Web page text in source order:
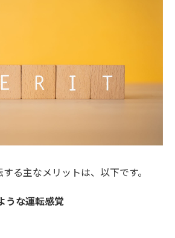
る主なメリットは、以下です。
うな運転感覚